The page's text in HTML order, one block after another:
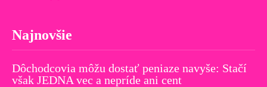
Najnovšie
Dôchodcovia môžu dostať peniaze navyše: Stačí
však JEDNA vec a nepríde ani cent